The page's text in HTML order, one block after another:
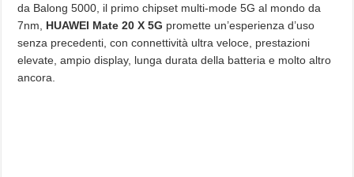
da Balong 5000, il primo chipset multi-mode 5G al mondo da
7nm, HUAWEI Mate 20 X 5G promette un’esperienza d’uso
senza precedenti, con connettività ultra veloce, prestazioni
elevate, ampio display, lunga durata della batteria e molto altro
ancora.